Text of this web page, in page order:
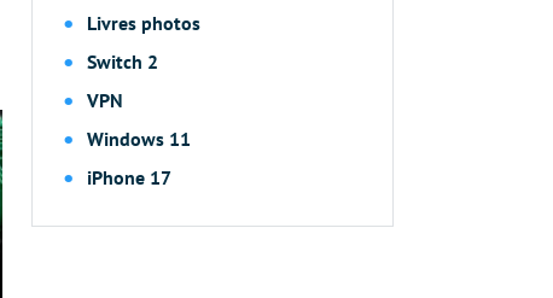
Livres photos
Switch 2
VPN
Windows 11
iPhone 17